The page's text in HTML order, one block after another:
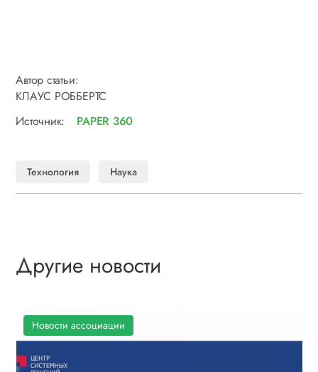
Автор статьи:
КЛАУС РОББЕРТС
Источник:
PAPER 360
Технология Наука
Другие новости
Новости ассоциации